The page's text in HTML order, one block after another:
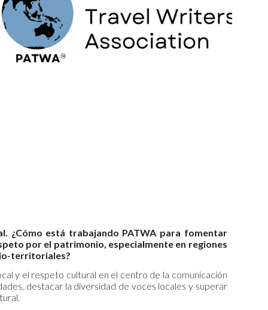
¿Cómo está trabajando PATWA para fomentar
por el patrimonio, especialmente en regiones
territoriales?
y el respeto cultural en el centro de la comunicación
destacar la diversidad de voces locales y superar